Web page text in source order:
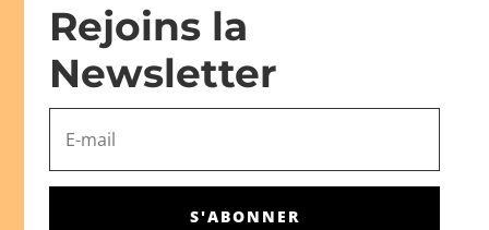
Rejoins la
Newsletter
S'ABONNER